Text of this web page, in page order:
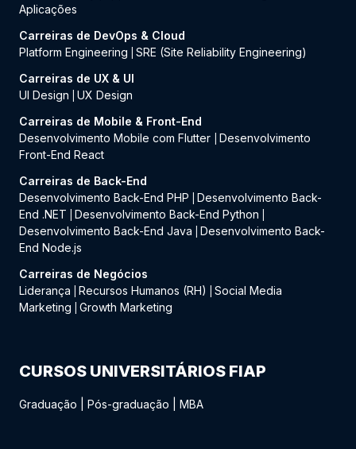
Aplicações
Carreiras de DevOps & Cloud
Platform Engineering
SRE (Site Reliability Engineering)
Carreiras de UX & UI
UI Design
UX Design
Carreiras de Mobile & Front-End
Desenvolvimento Mobile com Flutter
Desenvolvimento
Front-End React
Carreiras de Back-End
Desenvolvimento Back-End PHP
Desenvolvimento Back-
End .NET
Desenvolvimento Back-End Python
Desenvolvimento Back-End Java
Desenvolvimento Back-
End Node.js
Carreiras de Negócios
Liderança
Recursos Humanos (RH)
Social Media
Marketing
Growth Marketing
CURSOS UNIVERSITÁRIOS FIAP
Graduação Pós-graduação MBA